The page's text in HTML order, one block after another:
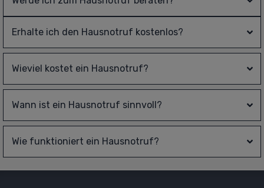
Erhalte ich den Hausnotruf kostenlos?
Wieviel kostet ein Hausnotruf?
Wann ist ein Hausnotruf sinnvoll?
Wie funktioniert ein Hausnotruf?